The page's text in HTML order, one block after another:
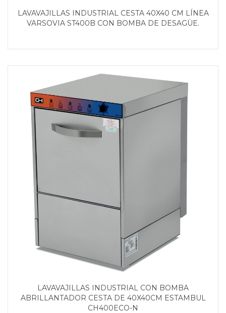
LAVAVAJILLAS INDUSTRIAL CESTA 40X40 CM LÍNEA
VARSOVIA ST400B CON BOMBA DE DESAGÜE.
LAVAVAJILLAS INDUSTRIAL CON BOMBA
ABRILLANTADOR CESTA DE 40X40CM ESTAMBUL
CH400ECO-N